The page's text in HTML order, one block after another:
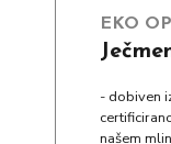
EKO
- dobiven
našem